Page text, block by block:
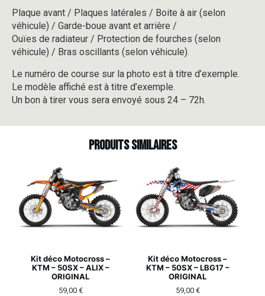
Plaque avant / Plaques latérales / Boite à air (selon
véhicule) / Garde-boue avant et arrière /
Ouïes de radiateur / Protection de fourches (selon
véhicule) / Bras oscillants (selon véhicule).
Le numéro de course sur la photo est à titre d’exemple.
Le modèle affiché est à titre d’exemple.
Un bon à tirer vous sera envoyé sous 24 – 72h.
Produits similaires
Kit déco Motocross –
KTM – 50SX – ALIX –
ORIGINAL
59,00 €
Kit déco Motocross –
KTM – 50SX – LBG17 –
ORIGINAL
59,00 €